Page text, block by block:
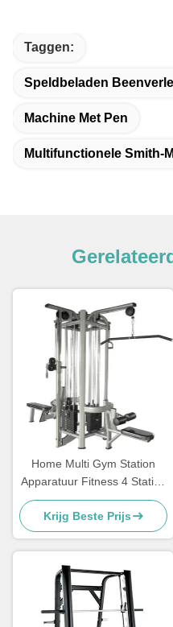
Taggen:
Speldbeladen
Machine Met Pen
Multifunctionele Smith-
Home Multi Gym Station
Apparatuur Fitness 4 Station
Multi Gym Equipment
Krijg Beste Prijs